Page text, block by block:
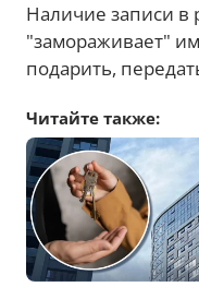
Наличие записи в
"замораживает"
подарить,
Читайте также: